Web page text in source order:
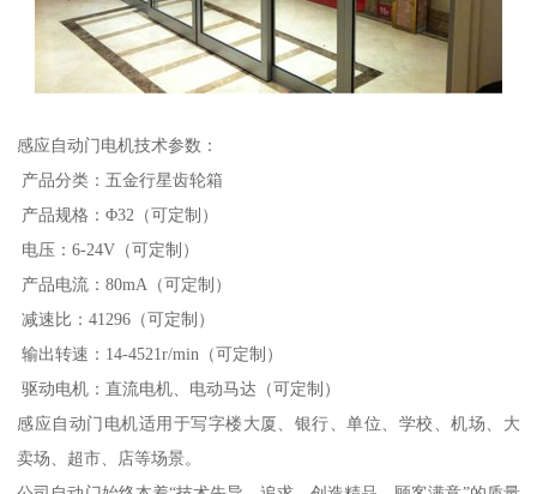
感应自动门电机技术参数：
产品分类：五金行星齿轮箱
产品规格：Φ32（可定制）
电压：6-24V（可定制）
产品电流：80mA（可定制）
减速比：41296（可定制）
输出转速：14-4521r/min（可定制）
驱动电机：直流电机、电动马达（可定制）
感应自动门电机适用于写字楼大厦、银行、单位、学校、机场、大
卖场、超市、店等场景。